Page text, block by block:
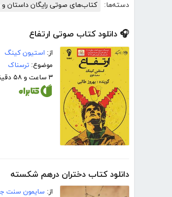
دسته‌ها: کتاب‌های صوتی رایگان داستان و
🎧 دانلود کتاب صوتی ارتفاع
از: استیون کینگ
موضوع: ترسناک
۳ ساعت و ۵۸ دقیقه
دانلود کتاب دختران درهم شکسته
از: سایمون سنت